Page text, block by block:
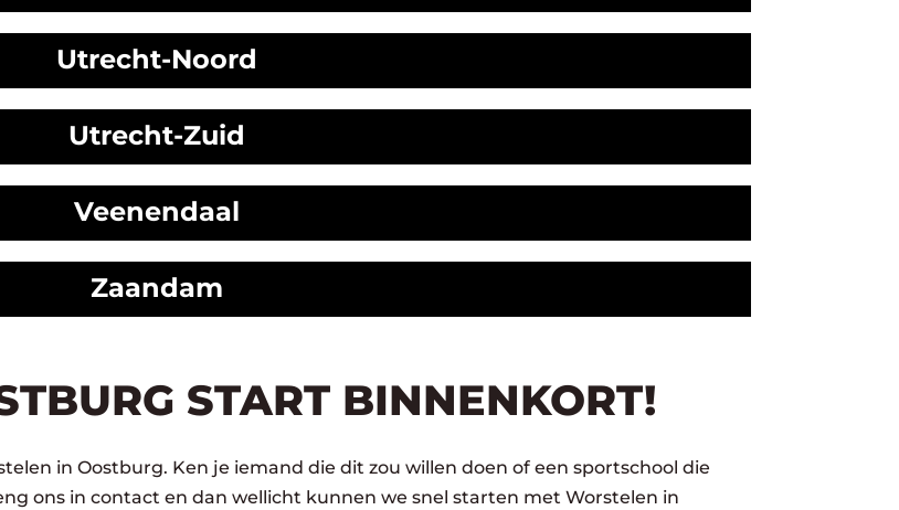
Utrecht-Noord
Utrecht-Zuid
Veenendaal
Zaandam
START BINNENKORT!
in Oostburg. Ken je iemand die dit zou willen doen of een sportschool die
ons in contact en dan wellicht kunnen we snel starten met Worstelen in